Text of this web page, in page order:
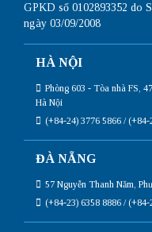
GPKD số 0102893352 do
ngày 03/09/2008
HÀ NỘI
Phòng 603 - Tòa nhà FS,
Hà Nội
(+84-24) 3776 5866 / (+84-
ĐÀ NẴNG
57 Nguyễn Thanh Năm,
(+84-23) 6358 8886 / (+84-